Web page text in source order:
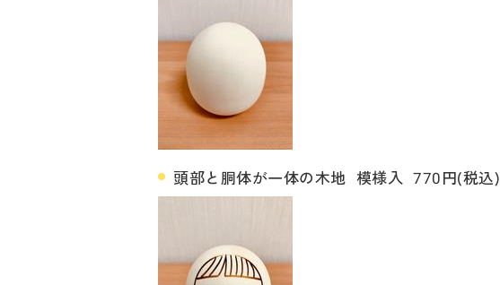
頭部と胴体が一体の木地 模様入 770円(税込)